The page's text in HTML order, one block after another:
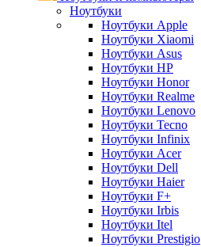
Ноутбуки
Ноутбуки Apple
Ноутбуки Xiaomi
Ноутбуки Asus
Ноутбуки HP
Ноутбуки Honor
Ноутбуки Realme
Ноутбуки Lenovo
Ноутбуки Tecno
Ноутбуки Infinix
Ноутбуки Acer
Ноутбуки Dell
Ноутбуки Haier
Ноутбуки F+
Ноутбуки Irbis
Ноутбуки Itel
Ноутбуки Prestigio